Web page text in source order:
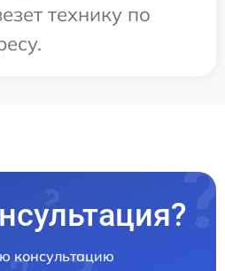
технику по
консультацию